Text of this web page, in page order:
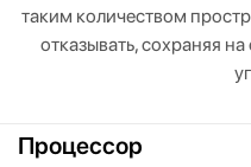
таким количеством
отказывать, сохраняя
Процессор